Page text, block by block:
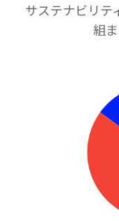
サステナビリテ
組